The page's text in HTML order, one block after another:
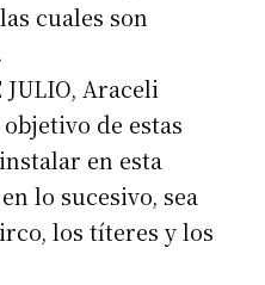
cuales son
JULIO, Araceli
de estas
en esta
lo sucesivo, sea
los títeres y los